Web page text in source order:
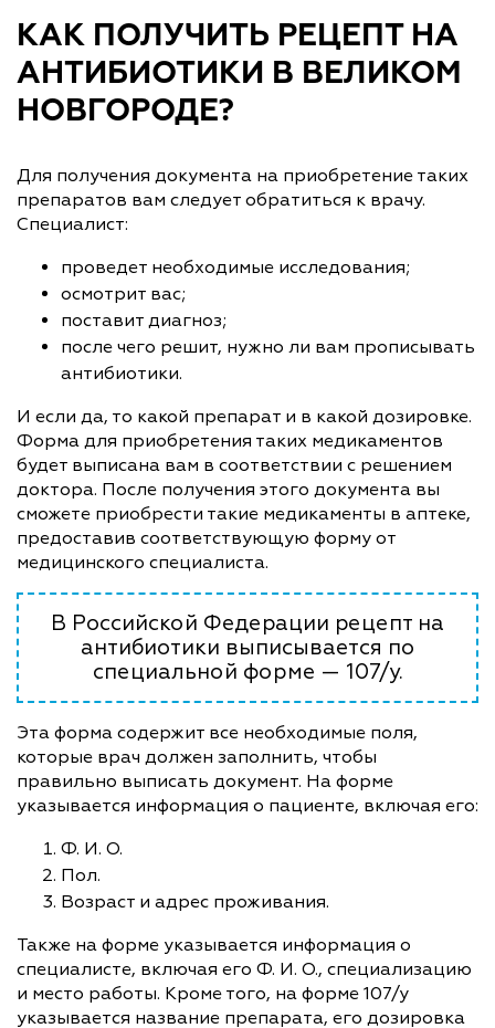
КАК ПОЛУЧИТЬ РЕЦЕПТ НА
АНТИБИОТИКИ В ВЕЛИКОМ
НОВГОРОДЕ?
Для получения документа на приобретение таких
препаратов вам следует обратиться к врачу.
Специалист:
проведет необходимые исследования;
осмотрит вас;
поставит диагноз;
после чего решит, нужно ли вам прописывать
антибиотики.
И если да, то какой препарат и в какой дозировке.
Форма для приобретения таких медикаментов
будет выписана вам в соответствии с решением
доктора. После получения этого документа вы
сможете приобрести такие медикаменты в аптеке,
предоставив соответствующую форму от
медицинского специалиста.
В Российской Федерации рецепт на
антибиотики выписывается по
специальной форме — 107/у.
Эта форма содержит все необходимые поля,
которые врач должен заполнить, чтобы
правильно выписать документ. На форме
указывается информация о пациенте, включая его:
Ф. И. О.
Пол.
Возраст и адрес проживания.
Также на форме указывается информация о
специалисте, включая его Ф. И. О., специализацию
и место работы. Кроме того, на форме 107/у
указывается название препарата, его дозировка